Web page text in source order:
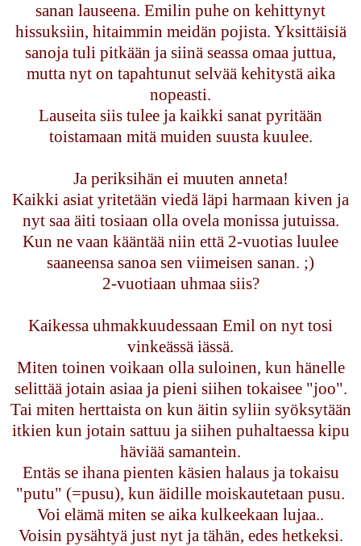
sanan lauseena. Emilin puhe on kehittynyt
hissuksiin, hitaimmin meidän pojista. Yksittäisiä
sanoja tuli pitkään ja siinä seassa omaa juttua,
mutta nyt on tapahtunut selvää kehitystä aika
nopeasti.
Lauseita siis tulee ja kaikki sanat pyritään
toistamaan mitä muiden suusta kuulee.
Ja periksihän ei muuten anneta!
Kaikki asiat yritetään viedä läpi harmaan kiven ja
nyt saa äiti tosiaan olla ovela monissa jutuissa.
Kun ne vaan kääntää niin että 2-vuotias luulee
saaneensa sanoa sen viimeisen sanan. ;)
2-vuotiaan uhmaa siis?
Kaikessa uhmakkuudessaan Emil on nyt tosi
vinkeässä iässä.
Miten toinen voikaan olla suloinen, kun hänelle
selittää jotain asiaa ja pieni siihen tokaisee "joo".
Tai miten herttaista on kun äitin syliin syöksytään
itkien kun jotain sattuu ja siihen puhaltaessa kipu
häviää samantein.
Entäs se ihana pienten käsien halaus ja tokaisu
"putu" (=pusu), kun äidille moiskautetaan pusu.
Voi elämä miten se aika kulkeekaan lujaa..
Voisin pysähtyä just nyt ja tähän, edes hetkeksi.